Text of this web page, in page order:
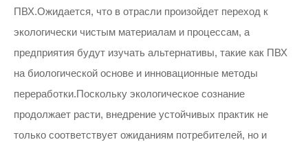
ПВХ.Ожидается, что в отрасли произойдет переход к
экологически чистым материалам и процессам, а
предприятия будут изучать альтернативы, такие как ПВХ
на биологической основе и инновационные методы
переработки.Поскольку экологическое сознание
продолжает расти, внедрение устойчивых практик не
только соответствует ожиданиям потребителей, но и